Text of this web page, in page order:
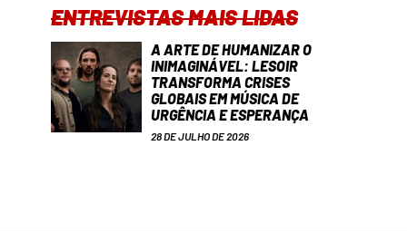
ENTREVISTAS MAIS LIDAS
A ARTE DE HUMANIZAR O
INIMAGINÁVEL: LESOIR
TRANSFORMA CRISES
GLOBAIS EM MÚSICA DE
URGÊNCIA E ESPERANÇA
28 DE JULHO DE 2026